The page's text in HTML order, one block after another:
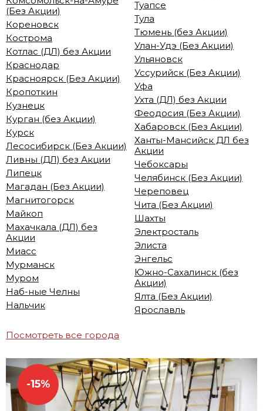
(Без Акции)
Кореновск
Кострома
Котлас (ДЛ) без Акции
Краснодар
Красноярск (Без Акции)
Кропоткин
Кузнецк
Курган (без Акции)
Курск
Лесосибирск (Без Акции)
Ливны (ДЛ) без Акции
Липецк
Магадан (Без Акции)
Магнитогорск
Майкоп
Махачкала (ДЛ) без
Акции
Миасс
Мурманск
Муром
Наб-ные Челны
Нальчик
Туапсе
Тула
Тюмень (без Акции)
Улан-Удэ (Без Акции)
Ульяновск
Уссурийск (Без Акции)
Уфа
Ухта (ДЛ) без Акции
Феодосия (Без Акции)
Хабаровск (Без Акции)
Ханты-Мансийск ДЛ без
Акции
Чебоксары
Челябинск (Без Акции)
Череповец
Чита (Без Акции)
Шахты
Электросталь
Элиста
Энгельс
Южно-Сахалинск (без
Акции)
Ялта (Без Акции)
Ярославль
Посмотреть все города
-15%